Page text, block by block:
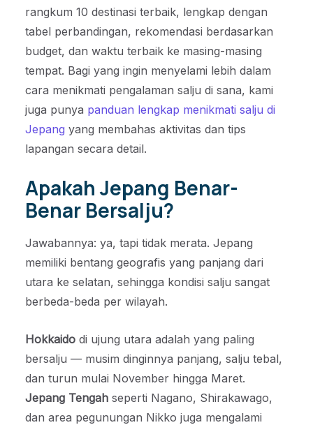
rangkum 10 destinasi terbaik, lengkap dengan
tabel perbandingan, rekomendasi berdasarkan
budget, dan waktu terbaik ke masing-masing
tempat. Bagi yang ingin menyelami lebih dalam
cara menikmati pengalaman salju di sana, kami
juga punya panduan lengkap menikmati salju di
Jepang yang membahas aktivitas dan tips
lapangan secara detail.
Apakah Jepang Benar-
Benar Bersalju?
Jawabannya: ya, tapi tidak merata. Jepang
memiliki bentang geografis yang panjang dari
utara ke selatan, sehingga kondisi salju sangat
berbeda-beda per wilayah.
Hokkaido di ujung utara adalah yang paling
bersalju — musim dinginnya panjang, salju tebal,
dan turun mulai November hingga Maret.
Jepang Tengah seperti Nagano, Shirakawago,
dan area pegunungan Nikko juga mengalami